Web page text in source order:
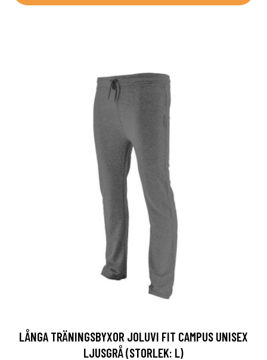
LÅNGA TRÄNINGSBYXOR JOLUVI FIT CAMPUS UNISEX
LJUSGRÅ (STORLEK: L)